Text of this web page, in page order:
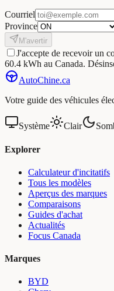
Courriel
Province
M'avertir
J'accepte de recevoir un
60.4 kWh au Canada.
AutoChine.ca
Votre guide des véhicules
Système Clair
Explorer
Calculateur d'incitatifs
Tous les modèles
Aperçus des marques
Comparaisons
Guides d'achat
Actualités
Focus Canada
Marques
BYD